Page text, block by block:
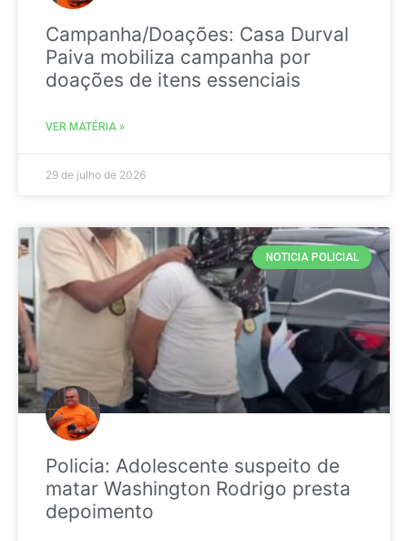
Campanha/Doações: Casa Durval
Paiva mobiliza campanha por
doações de itens essenciais
VER MATÉRIA »
29 de julho de 2026
NOTICIA POLICIAL
Policia: Adolescente suspeito de
matar Washington Rodrigo presta
depoimento